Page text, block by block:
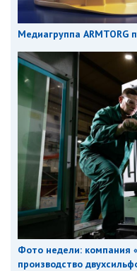
Медиагруппа ARMTORG
Фото недели: компания
производство